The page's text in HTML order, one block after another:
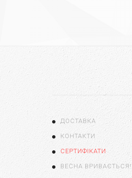
ДОСТАВКА
КОНТАКТИ
СЕРТИФІКАТИ
ВЕСНА ВРИВАЄТЬСЯ!